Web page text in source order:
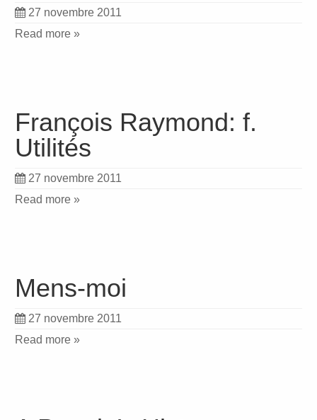
27 novembre 2011
Read more »
François Raymond: f.
Utilités
27 novembre 2011
Read more »
Mens-moi
27 novembre 2011
Read more »